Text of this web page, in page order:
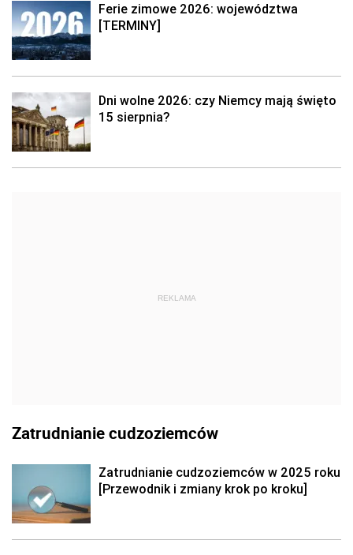
Ferie zimowe 2026: województwa
[TERMINY]
Dni wolne 2026: czy Niemcy mają święto
15 sierpnia?
REKLAMA
Zatrudnianie cudzoziemców
Zatrudnianie cudzoziemców w 2025 roku
[Przewodnik i zmiany krok po kroku]